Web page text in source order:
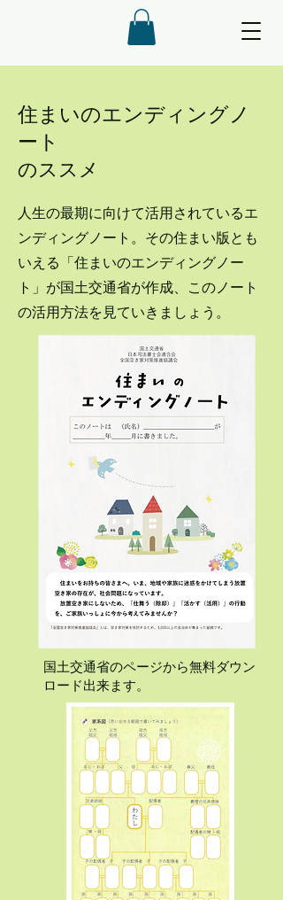
住まいのエンディングノ
ート
のススメ
​人生の最期に向けて活用されているエ
ンディングノート。その住まい版とも
いえる「住まいのエンディングノー
ト」が国土交通省が作成、このノート
の活用方法を見ていきましょう。
​国土交通省のページから無料ダウン
ロード出来ます。